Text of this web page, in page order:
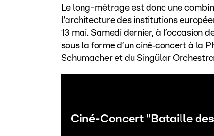
Le long-métrage est donc une
l’architecture des institutions
13 mai. Samedi dernier, à l’occasion
sous la forme d’un ciné‑concert à la
Schumacher et du Singülar
Ciné-Concert "Bataille